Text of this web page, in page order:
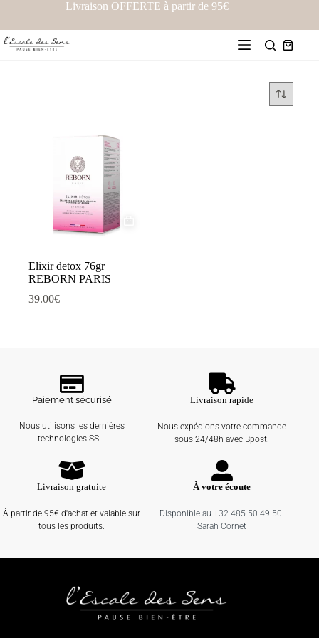
Livraison OFFERTE à partir de 95€
Elixir detox 76gr
REBORN PARIS
39.00€
Paiement sécurisé
Nous utilisons les dernières
technologies SSL.
Livraison rapide
Nous expédions votre commande
sous 24/48h avec Bpost.
Livraison gratuite
À partir de 95€ d'achat et valable sur
tous les produits.
À votre écoute
Disponible au +32 485.50.49.50.
Sarah Cornet